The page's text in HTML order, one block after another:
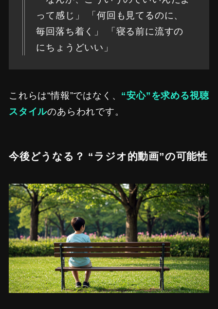
って感じ」 「何回も見てるのに、
毎回落ち着く」 「寝る前に流すの
にちょうどいい」
これらは“情報”ではなく、 “安心”を求める視聴
スタイルのあらわれです。
今後どうなる？ “ラジオ的動画”の可能性